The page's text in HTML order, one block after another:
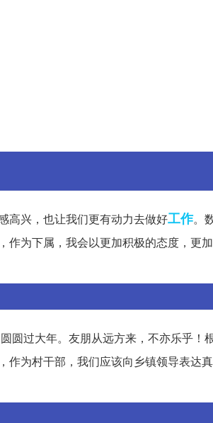
高兴，也让我们更有动力去做好工作。
为下属，我会以更加积极的态度，更
圆过大年。友朋从远方来，不亦乐乎！
作为村干部，我们应该向乡镇领导表达